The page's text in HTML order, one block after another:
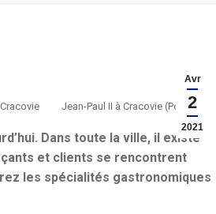
Avr
2
2021
Jean-Paul II à Cracovie (Pologne)
Dans toute la ville, il existe
et clients se rencontrent
les spécialités gastronomiques